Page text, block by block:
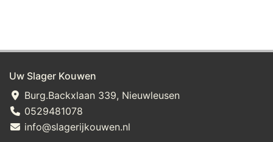
Uw Slager Kouwen
Burg.Backxlaan 339, Nieuwleusen
0529481078
info@slagerijkouwen.nl